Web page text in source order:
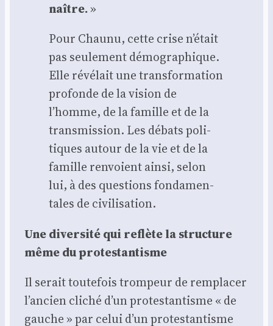
naître.»
Pour Chau­nu, cette crise n’était
pas seule­ment démo­gra­phique.
Elle révé­lait une trans­for­ma­tion
pro­fonde de la vision de
l’homme, de la famille et de la
trans­mis­sion. Les débats poli­
tiques autour de la vie et de la
famille ren­voient ain­si, selon
lui, à des ques­tions fon­da­men­
tales de civi­li­sa­tion.
Une diver­si­té qui reflète la struc­ture
même du pro­tes­tan­tisme
Il serait tou­te­fois trom­peur de rem­pla­cer
l’ancien cli­ché d’un pro­tes­tan­tisme « de
gauche » par celui d’un pro­tes­tan­tisme